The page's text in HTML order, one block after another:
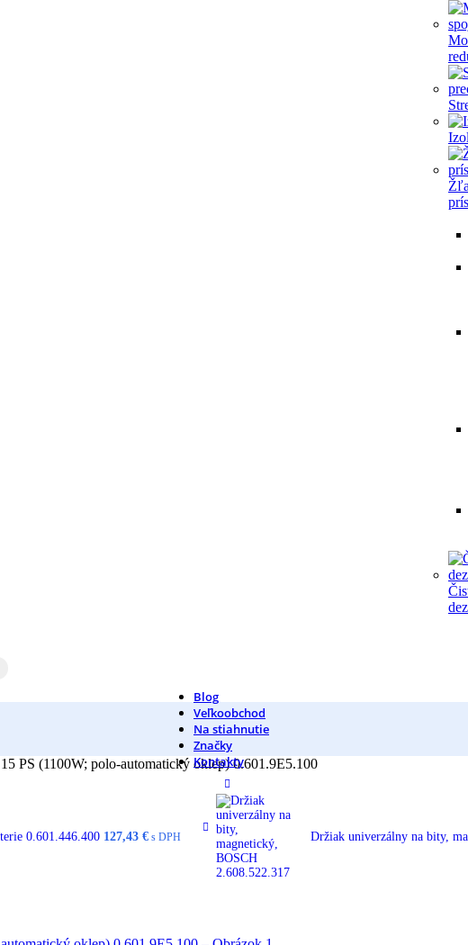
Blog
Veľkoobchod
Na stiahnutie
Značky
Kontakty
PS (1100W; polo-automatický oklep) 0.601.9E5.100
0.601.446.400 127,43 € s DPH Držiak univerzálny na bity,